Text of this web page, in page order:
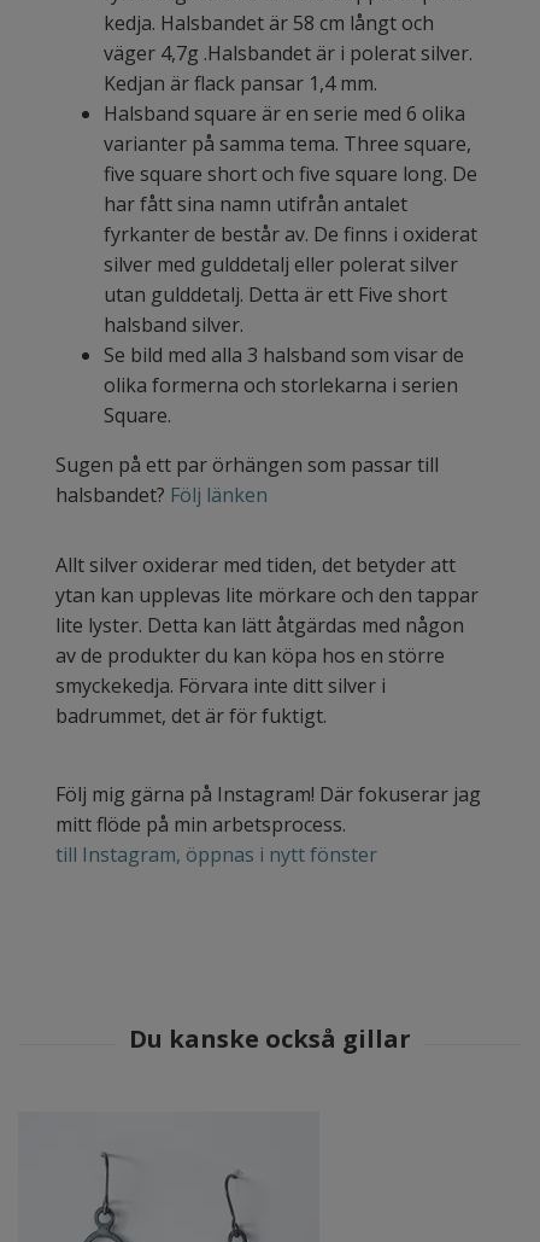
kedja. Halsbandet är 58 cm långt och
väger 4,7g .Halsbandet är i polerat silver.
Kedjan är flack pansar 1,4 mm.
Halsband square är en serie med 6 olika
varianter på samma tema. Three square,
five square short och five square long. De
har fått sina namn utifrån antalet
fyrkanter de består av. De finns i oxiderat
silver med gulddetalj eller polerat silver
utan gulddetalj. Detta är ett Five short
halsband silver.
Se bild med alla 3 halsband som visar de
olika formerna och storlekarna i serien
Square.
Sugen på ett par örhängen som passar till
halsbandet? Följ länken
Allt silver oxiderar med tiden, det betyder att
ytan kan upplevas lite mörkare och den tappar
lite lyster. Detta kan lätt åtgärdas med någon
av de produkter du kan köpa hos en större
smyckekedja. Förvara inte ditt silver i
badrummet, det är för fuktigt.
Följ mig gärna på Instagram! Där fokuserar jag
mitt flöde på min arbetsprocess.
till Instagram, öppnas i nytt fönster